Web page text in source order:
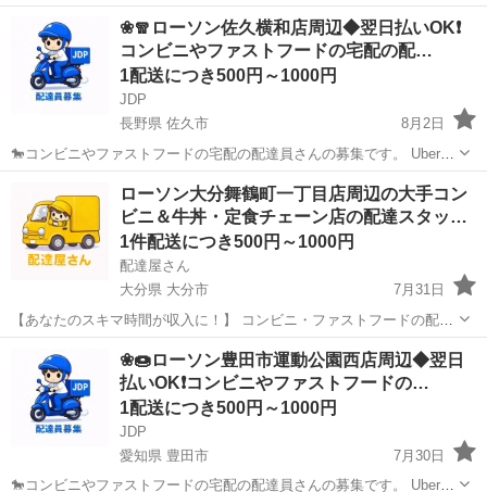
バイト、始めませんか？ アプリで空いた時間にサクッと配達！ 配達す
るかどうかは、オファーを見てその場で自由に決められます♪
―――――――――― ...
スタッフ
❀🧣ローソン佐久横和店周辺◆翌日払いOK❗️
コンビニやファストフードの宅配の配…
1配送につき500円～1000円
JDP
長野県 佐久市
8月2日
🐎コンビニやファストフードの宅配の配達員さんの募集です。 Uber
eatsや出前館のように配達専用アプリを使用していただき、オファー
内容を確認していただいてから受ける受けないは自由となります。 配
達時の使用...
ファストフード
ローソン大分舞鶴町一丁目店周辺の大手コン
ビニ＆牛丼・定食チェーン店の配達スタッ…
1件配送につき500円～1000円
配達屋さん
大分県 大分市
7月31日
【あなたのスキマ時間が収入に！】 コンビニ・ファストフードの配達
バイト、始めませんか？ アプリで空いた時間にサクッと配達！ 配達す
るかどうかは、オファーを見てその場で自由に決められます♪
―――――――――― ...
スタッフ
❀🍩ローソン豊田市運動公園西店周辺◆翌日
払いOK❗️コンビニやファストフードの…
1配送につき500円～1000円
JDP
愛知県 豊田市
7月30日
🐎コンビニやファストフードの宅配の配達員さんの募集です。 Uber